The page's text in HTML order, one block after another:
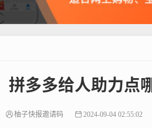
拼多多给人助力点
柚子快报邀请码 2024-09-04 02:55:02